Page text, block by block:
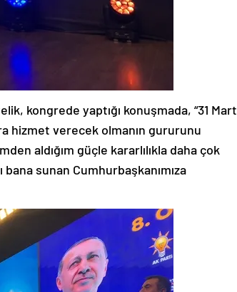
kongrede yaptığı konuşmada, “31 Mart
hizmet verecek olmanın gururunu
aldığım güçle kararlılıkla daha çok
sunan Cumhurbaşkanımıza